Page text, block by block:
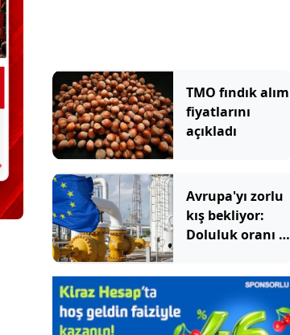
TMO fındık alım
fiyatlarını
açıkladı
Avrupa'yı zorlu
kış bekliyor:
Doluluk oranı 15
düşüğünde